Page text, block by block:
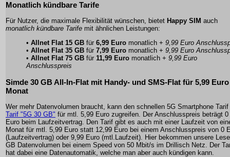
Monatlich kündbare Tarife
Für Nutzer, die maximale Flexibilität wünschen, bietet Happy SIM auch
monatlich kündbare Tarife mit ähnlichen Leistungen:
• Allnet Flat 15 GB für 6,99 Euro monatlich + 9,99 Euro
• Allnet Flat 35 GB für 7,99 Euro monatlich + 9,99 Euro
• Allnet Flat 75 GB für 11,99 Euro monatlich + 9,99 Euro
Anschlusspreis
Simde 30 GB All-In-Flat mit Handy- und SMS-Flat für 5,99
Monat
Wer mehr Datenvolumen braucht, kann den schnellen 5G Smartphone Tarif
Tarif "5G 30 GB" für mtl. 5,99 Euro zugreifen. Der Anschlusspreis beträgt 0
Euro beim Laufzeitvertrag. Den Tarif gibt es auch mit einer Laufzeit von
Monat für mtl. 5,99 Euro statt 12,99 Euro bei einem Anschlusspreis von 0
(Laufzeitvertrag) oder 9,99 Euro (mtl.Laufzeit). Hier bekommen unsere
GB Datenvolumen bei einem Speed von 50 Mbit/s im Drillisch Netz. Der
hat dabei eine Datenautomatik, welche man aber auch kündigen kann.